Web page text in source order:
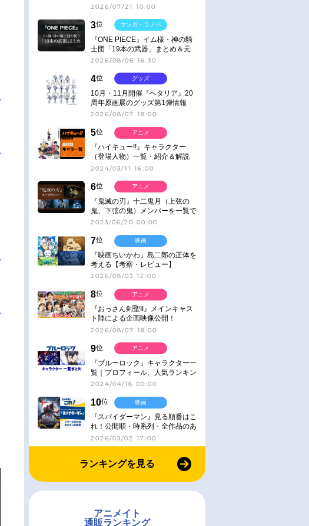
2026/07/21 10:00
3位
『ONE PIECE』イム様・神の騎
士団「19本の武器」まとめ＆元
ネタ
2026/08/06 16:30
マンガ・ラノベ
4位
10月・11月開催『ヘタリア』20
周年原画展のグッズ第1弾情報
2026/08/07 18:00
グッズ
5位
『ハイキュー!!』キャラクター
（登場人物）一覧・紹介＆解説
2024/03/11 16:00
アニメ
6位
『鬼滅の刃』十二鬼月（上弦の
鬼、下弦の鬼）メンバーを一覧で
紹介＆解説（登場鬼の情報まと
2023/06/20 00:00
アニメ
7位
『映画ちいかわ』島二郎の正体を
考える【考察・レビュー】
2026/08/03 12:00
映画
8位
『おっさん剣聖II』メインキャス
ト陣による企画映像公開！
2026/08/07 18:00
アニメ
9位
『ブルーロック』キャラクター一
覧｜プロフィール、人気ランキン
グ、キャラソン、診断など気にな
2024/04/18 00:00
アニメ
10位
『スパイダーマン』見る順番はこ
れ！公開順・時系列・全作品のあ
らすじをまとめました
2026/03/02 17:00
映画
ランキングを見る
アニメイト
通販ランキング